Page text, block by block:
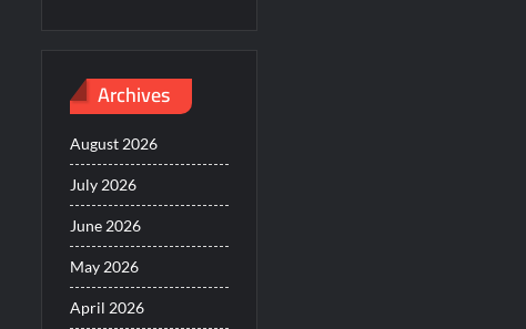
Archives
August 2026
July 2026
June 2026
May 2026
April 2026